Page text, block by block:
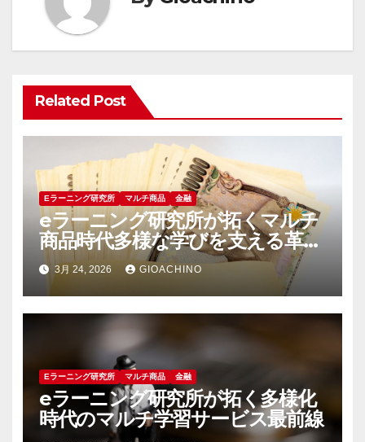
ー
シ
ョ
ン
Related Post
Eラーニング研究所 マルチ商品 金融
eラーニング研究所が拓くマルチ
商品時代多様な学びを支える革新
の軌跡
3月 24, 2026 GIOACHINO
Eラーニング研究所 マルチ商品 金融
eラーニング研究所が拓く多様化
時代のマルチ学習サービス最前線